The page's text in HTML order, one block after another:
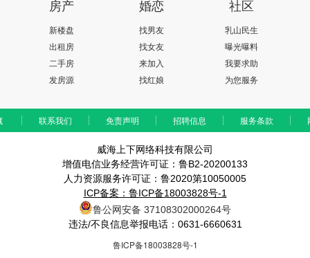
房产
新楼盘
出租房
二手房
发房源
婚恋
找男友
找女友
来加入
找红娘
社区
乳山民生
曝光曝料
我要求助
为您服务
联系我们 免责声明 招聘信息 服务条款
威海上下网络科技有限公司
增值电信业务经营许可证：鲁B2-20200133
人力资源服务许可证：鲁2020第10050005
ICP备案：鲁ICP备18003828号-1
鲁公网安备 37108302000264号
违法/不良信息举报电话：0631-6660631
鲁ICP备18003828号-1